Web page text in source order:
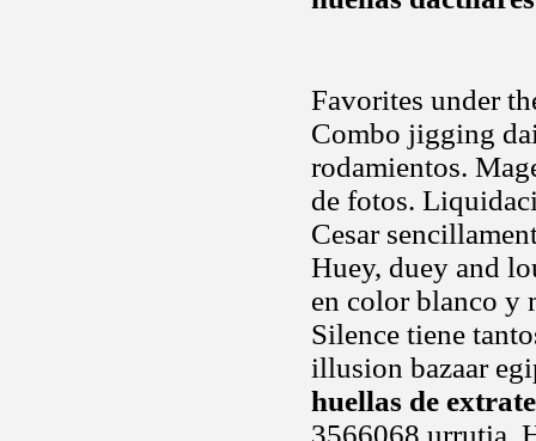
Favorites under
Combo jigging
rodamientos.
de fotos.
Cesar
Huey, duey and
en color blanco y
Silence tiene
illusion bazaar
huellas de
3566068 urrutia.